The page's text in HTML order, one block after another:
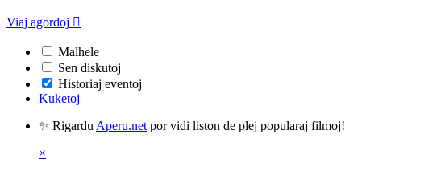
Viaj agordoj 
Malhele
Sen diskutoj
Historiaj eventoj
Kuketoj
✨ Rigardu Aperu.net por vidi liston de plej popularaj filmoj!
×